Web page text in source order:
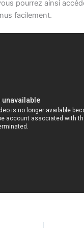
pourrez ainsi
facilement.